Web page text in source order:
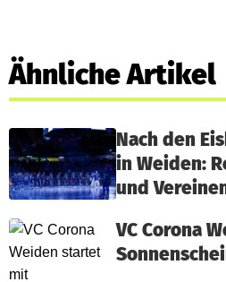
Ähnliche Artikel
Nach den
in Weiden:
und
VC Corona